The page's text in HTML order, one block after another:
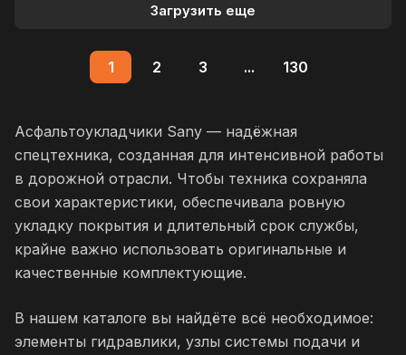
Загрузить еще
1 2 3 ... 130
Асфальтоукладчики Sany — надёжная
спецтехника, созданная для интенсивной работы
в дорожной отрасли. Чтобы техника сохраняла
свои характеристики, обеспечивала ровную
укладку покрытия и длительный срок службы,
крайне важно использовать оригинальные и
качественные комплектующие.
В нашем каталоге вы найдёте всё необходимое:
элементы гидравлики, узлы системы подачи и